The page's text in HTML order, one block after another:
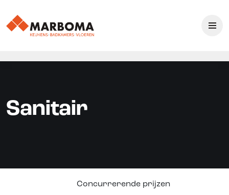
Sanitair
Concurrerende prijzen